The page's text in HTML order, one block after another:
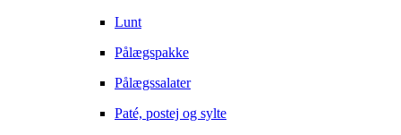
Lunt
Pålægspakke
Pålægssalater
Paté, postej og sylte